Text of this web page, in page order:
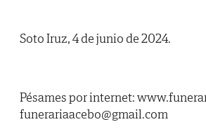
Soto Iruz, 4 de junio de 2024.
Pésames por internet:
funerariaacebo@gmail.com